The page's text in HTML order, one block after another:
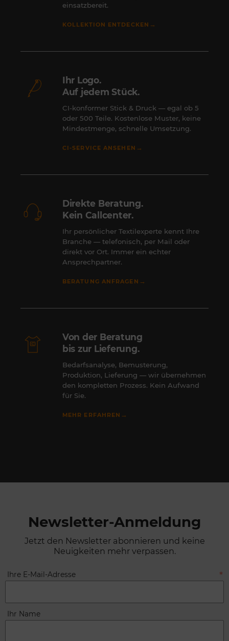
einsatzbereit.
KOLLEKTION ENTDECKEN →
Ihr Logo.
Auf jedem Stück.
CI-konformer Stick & Druck — egal ob 5
oder 500 Teile. Kostenlose Muster, keine
Mindestmenge, schnelle Umsetzung.
CI-SERVICE ANSEHEN →
Direkte Beratung.
Kein Callcenter.
Ihr persönlicher Textilexperte kennt Ihre
Branche — telefonisch, per Mail oder
direkt vor Ort. Immer ein echter
Ansprechpartner.
BERATUNG ANFRAGEN →
Von der Beratung
bis zur Lieferung.
Bedarfsanalyse, Bemusterung,
Produktion, Lieferung — wir übernehmen
den kompletten Prozess. Kein Aufwand
für Sie.
MEHR ERFAHREN →
Newsletter-Anmeldung
Jetzt den Newsletter abonnieren und keine
Neuigkeiten mehr verpassen.
Ihre E-Mail-Adresse
Ihr Name